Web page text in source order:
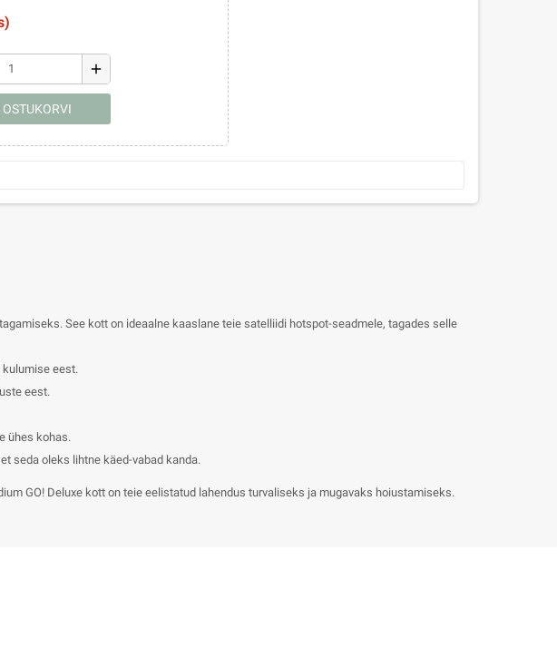
add
OSTUKORVI
See kott on ideaalne kaaslane teie satelliidi hotspot-seadmele, tagades selle
eest.
eest.
ühes kohas.
seda oleks lihtne käed-vabad kanda.
GO! Deluxe kott on teie eelistatud lahendus turvaliseks ja mugavaks hoiustamiseks.